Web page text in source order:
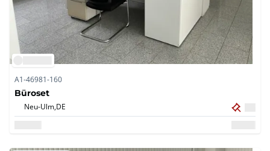
A1-46981-160
Büroset
Neu-Ulm,DE